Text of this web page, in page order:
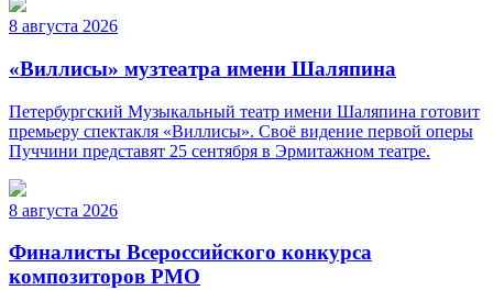
8 августа 2026
«Виллисы» музтеатра имени Шаляпина
Петербургский Музыкальный театр имени Шаляпина готовит
премьеру спектакля «Виллисы». Своё видение первой оперы
Пуччини представят 25 сентября в Эрмитажном театре.
8 августа 2026
Финалисты Всероссийского конкурса
композиторов РМО